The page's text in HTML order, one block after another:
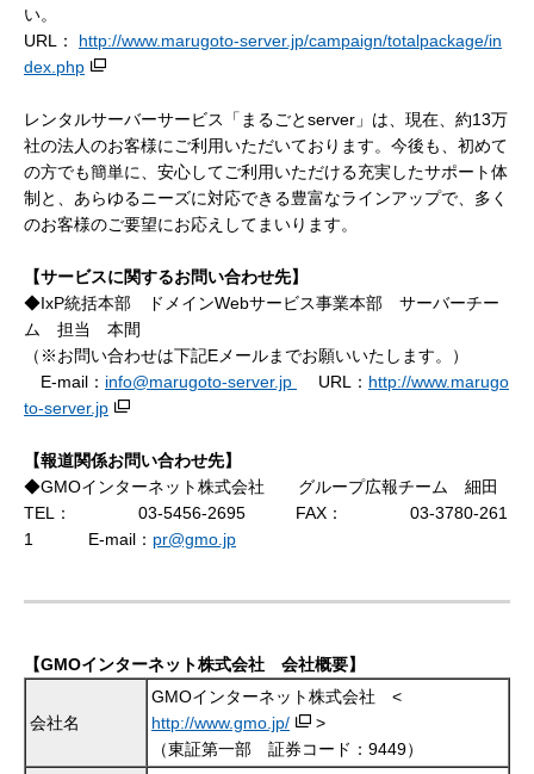
い。
URL： http://www.marugoto-server.jp/campaign/totalpackage/in
dex.php
レンタルサーバーサービス「まるごとserver」は、現在、 約13万
社の法人のお客様にご利用いただいております。今後も、初めて
の方でも簡単に、安心してご利用いただける充実したサポート体
制と、あらゆるニーズに対応できる豊富なラインアップで、多く
のお客様のご要望にお応えしてまいります。
【サービスに関するお問い合わせ先】
◆IxP統括本部 ドメインWebサービス事業本部 サーバーチー
ム 担当 本間
（※お問い合わせは下記Eメールまでお願いいたします。）
E-mail： info@marugoto-server.jp URL： http://www.marugo
to-server.jp
【報道関係お問い合わせ先】
◆GMOインターネット株式会社 グループ広報チーム 細田
TEL：
03-5456-2695 FAX：
03-3780-261
1
E-mail： pr@gmo.jp
【GMOインターネット株式会社 会社概要】
会社名
GMOインターネット株式会社 <
http://www.gmo.jp/
>
（東証第一部 証券コード：9449）